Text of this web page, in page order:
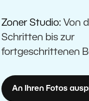
Zoner Studio: Von
Schritten bis zur
fortgeschrittenen
An Ihren Fotos